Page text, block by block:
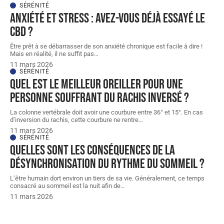
SÉRÉNITÉ
Anxiété et stress : Avez-vous déjà essayé le
CBD ?
Être prêt à se débarrasser de son anxiété chronique est facile à dire !
Mais en réalité, il ne suffit pas…
11 mars 2026
SÉRÉNITÉ
Quel est le meilleur oreiller pour une
personne souffrant du rachis inversé ?
La colonne vertébrale doit avoir une courbure entre 36° et 15°. En cas
d’inversion du rachis, cette courbure ne rentre…
11 mars 2026
SÉRÉNITÉ
Quelles sont les conséquences de la
désynchronisation du rythme du sommeil ?
L’être humain dort environ un tiers de sa vie. Généralement, ce temps
consacré au sommeil est la nuit afin de…
11 mars 2026